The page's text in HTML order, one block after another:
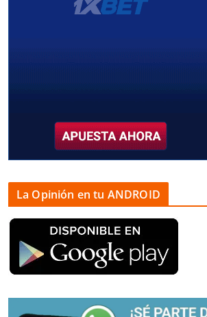
La Opinión en tu ANDROID